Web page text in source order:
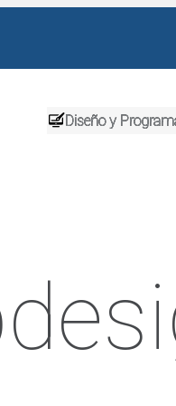
Diseño y